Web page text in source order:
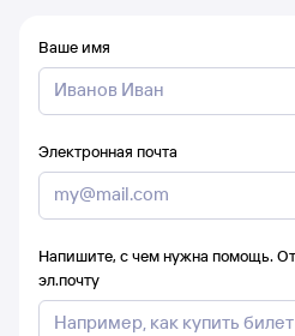
Ваше имя
Электронная почта
Напишите, с чем нужна помощь.
эл.почту